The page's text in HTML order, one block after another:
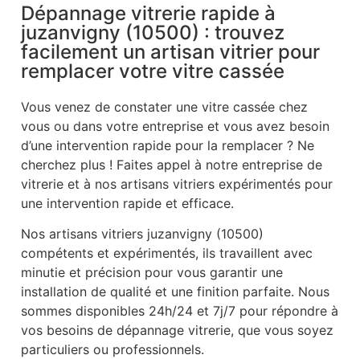
Dépannage vitrerie rapide à
juzanvigny (10500) : trouvez
facilement un artisan vitrier pour
remplacer votre vitre cassée
Vous venez de constater une vitre cassée chez
vous ou dans votre entreprise et vous avez besoin
d’une intervention rapide pour la remplacer ? Ne
cherchez plus ! Faites appel à notre entreprise de
vitrerie et à nos artisans vitriers expérimentés pour
une intervention rapide et efficace.
Nos artisans vitriers juzanvigny (10500)
compétents et expérimentés, ils travaillent avec
minutie et précision pour vous garantir une
installation de qualité et une finition parfaite. Nous
sommes disponibles 24h/24 et 7j/7 pour répondre à
vos besoins de dépannage vitrerie, que vous soyez
particuliers ou professionnels.